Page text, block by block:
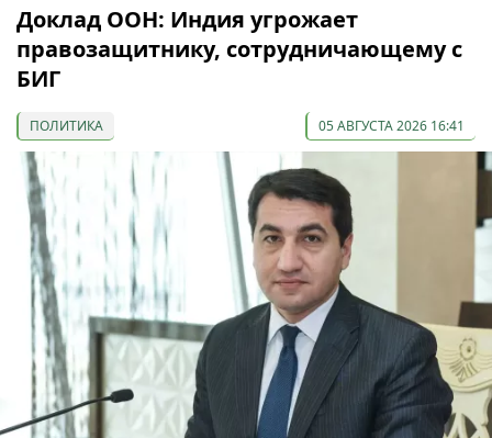
Доклад ООН: Индия угрожает
правозащитнику, сотрудничающему с
БИГ
ПОЛИТИКА 05 АВГУСТА 2026 16:41